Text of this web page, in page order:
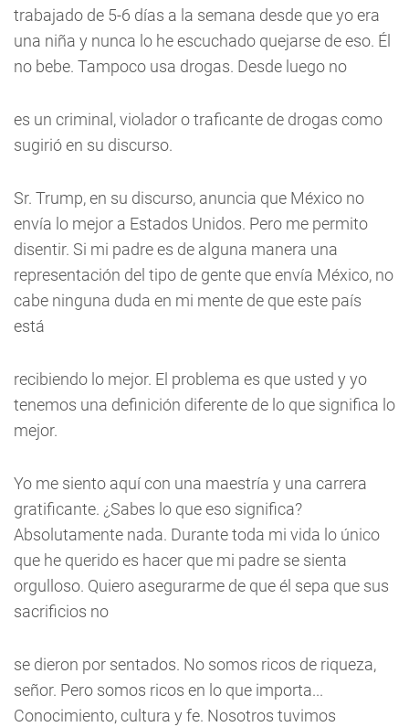
trabajado de 5-6 días a la semana desde que yo era
una niña y nunca lo he escuchado quejarse de eso. Él
no bebe. Tampoco usa drogas. Desde luego no
es un criminal, violador o traficante de drogas como
sugirió en su discurso.
Sr. Trump, en su discurso, anuncia que México no
envía lo mejor a Estados Unidos. Pero me permito
disentir. Si mi padre es de alguna manera una
representación del tipo de gente que envía México, no
cabe ninguna duda en mi mente de que este país
está
recibiendo lo mejor. El problema es que usted y yo
tenemos una definición diferente de lo que significa lo
mejor.
Yo me siento aquí con una maestría y una carrera
gratificante. ¿Sabes lo que eso significa?
Absolutamente nada. Durante toda mi vida lo único
que he querido es hacer que mi padre se sienta
orgulloso. Quiero asegurarme de que él sepa que sus
sacrificios no
se dieron por sentados. No somos ricos de riqueza,
señor. Pero somos ricos en lo que importa...
Conocimiento, cultura y fe. Nosotros tuvimos